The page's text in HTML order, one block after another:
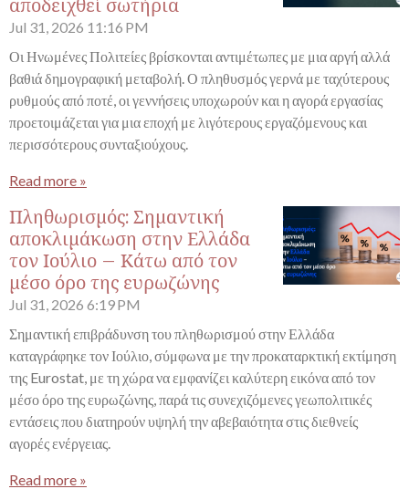
αποδειχθεί σωτήρια
Jul 31, 2026 11:16 PM
Οι Ηνωμένες Πολιτείες βρίσκονται αντιμέτωπες με μια αργή αλλά
βαθιά δημογραφική μεταβολή. Ο πληθυσμός γερνά με ταχύτερους
ρυθμούς από ποτέ, οι γεννήσεις υποχωρούν και η αγορά εργασίας
προετοιμάζεται για μια εποχή με λιγότερους εργαζόμενους και
περισσότερους συνταξιούχους.
Read more »
Πληθωρισμός: Σημαντική
αποκλιμάκωση στην Ελλάδα
τον Ιούλιο – Κάτω από τον
μέσο όρο της ευρωζώνης
Jul 31, 2026 6:19 PM
Σημαντική επιβράδυνση του πληθωρισμού στην Ελλάδα
καταγράφηκε τον Ιούλιο, σύμφωνα με την προκαταρκτική εκτίμηση
της Eurostat, με τη χώρα να εμφανίζει καλύτερη εικόνα από τον
μέσο όρο της ευρωζώνης, παρά τις συνεχιζόμενες γεωπολιτικές
εντάσεις που διατηρούν υψηλή την αβεβαιότητα στις διεθνείς
αγορές ενέργειας.
Read more »